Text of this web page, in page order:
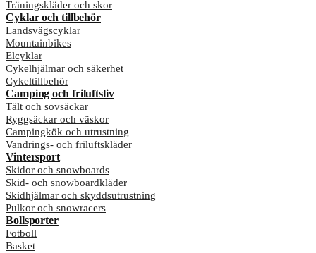
Träningskläder och skor
Cyklar och tillbehör
Landsvägscyklar
Mountainbikes
Elcyklar
Cykelhjälmar och säkerhet
Cykeltillbehör
Camping och friluftsliv
Tält och sovsäckar
Ryggsäckar och väskor
Campingkök och utrustning
Vandrings- och friluftskläder
Vintersport
Skidor och snowboards
Skid- och snowboardkläder
Skidhjälmar och skyddsutrustning
Pulkor och snowracers
Bollsporter
Fotboll
Basket